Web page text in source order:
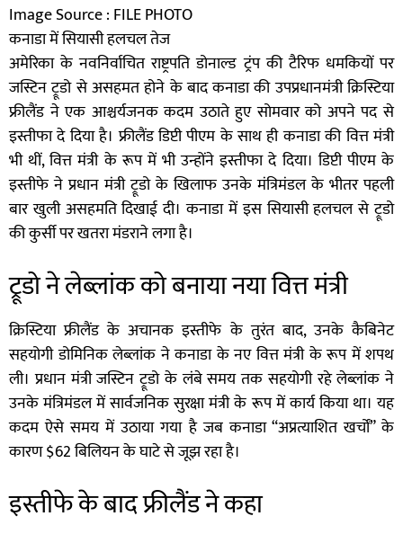
Image Source : FILE PHOTO
कनाडा में सियासी हलचल तेज
अमेरिका के नवनिर्वाचित राष्ट्रपति डोनाल्ड ट्रंप की टैरिफ धमकियों पर
जस्टिन ट्रूडो से असहमत होने के बाद कनाडा की उपप्रधानमंत्री क्रिस्टिया
फ्रीलैंड ने एक आश्चर्यजनक कदम उठाते हुए सोमवार को अपने पद से
इस्तीफा दे दिया है। फ्रीलैंड डिप्टी पीएम के साथ ही कनाडा की वित्त मंत्री
भी थीं, वित्त मंत्री के रूप में भी उन्होंने इस्तीफा दे दिया। डिप्टी पीएम के
इस्तीफे ने प्रधान मंत्री ट्रूडो के खिलाफ उनके मंत्रिमंडल के भीतर पहली
बार खुली असहमति दिखाई दी। कनाडा में इस सियासी हलचल से ट्रूडो
की कुर्सी पर खतरा मंडराने लगा है।
ट्रूडो ने लेब्लांक को बनाया नया वित्त मंत्री
क्रिस्टिया फ्रीलैंड के अचानक इस्तीफे के तुरंत बाद, उनके कैबिनेट
सहयोगी डोमिनिक लेब्लांक ने कनाडा के नए वित्त मंत्री के रूप में शपथ
ली। प्रधान मंत्री जस्टिन ट्रूडो के लंबे समय तक सहयोगी रहे लेब्लांक ने
उनके मंत्रिमंडल में सार्वजनिक सुरक्षा मंत्री के रूप में कार्य किया था। यह
कदम ऐसे समय में उठाया गया है जब कनाडा “अप्रत्याशित खर्चों” के
कारण $62 बिलियन के घाटे से जूझ रहा है।
इस्तीफे के बाद फ्रीलैंड ने कहा